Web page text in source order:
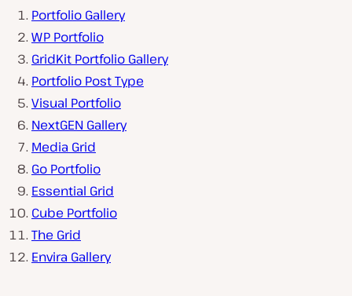
Portfolio Gallery
WP Portfolio
GridKit Portfolio Gallery
Portfolio Post Type
Visual Portfolio
NextGEN Gallery
Media Grid
Go Portfolio
Essential Grid
Cube Portfolio
The Grid
Envira Gallery